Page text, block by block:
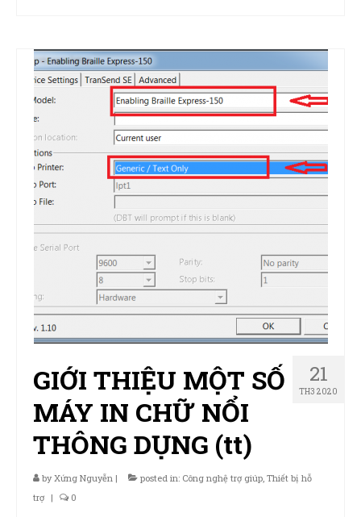
21
TH3 2020
GIỚI THIỆU MỘT SỐ
MÁY IN CHỮ NỔI
THÔNG DỤNG (tt)
byXứng Nguyễn | posted in: Công nghệ trợ giúp, Thiết bị hỗ
trợ | 0